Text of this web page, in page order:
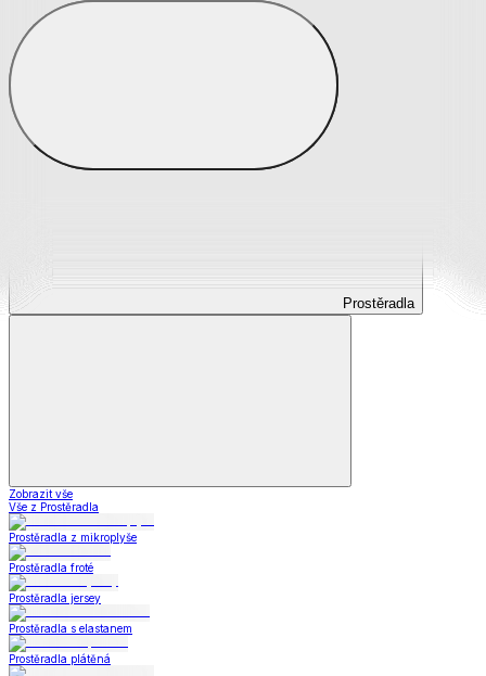
Prostěradla
Prostěradla
Zobrazit vše
Vše z Prostěradla
Prostěradla z mikroplyše
Prostěradla froté
Prostěradla jersey
Prostěradla s elastanem
Prostěradla plátěná